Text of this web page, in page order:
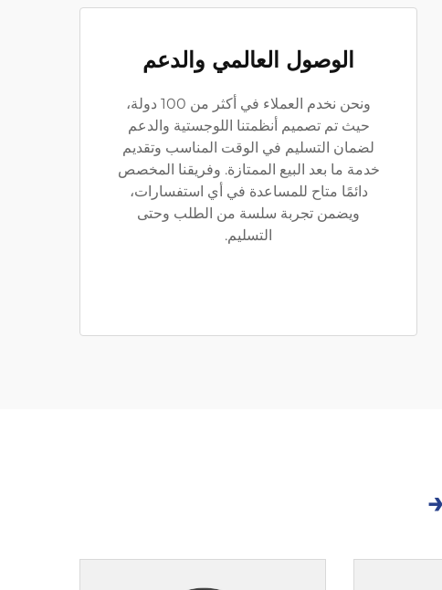
الوصول العالمي والدعم
ونحن نخدم العملاء في أكثر من 100 دولة،
حيث تم تصميم أنظمتنا اللوجستية والدعم
لضمان التسليم في الوقت المناسب وتقديم
خدمة ما بعد البيع الممتازة. وفريقنا المخصص
دائمًا متاح للمساعدة في أي استفسارات،
ويضمن تجربة سلسة من الطلب وحتى
التسليم.